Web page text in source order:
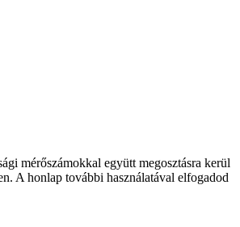
mérőszámokkal együtt megosztásra kerül
A honlap további használatával elfogadod